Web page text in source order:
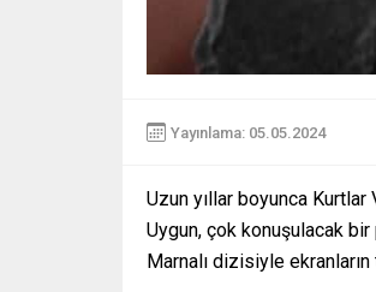
Yayınlama: 05.05.2024
Uzun yıllar boyunca
Uygun, çok konuşulacak bir
Marnalı dizisiyle ekranların